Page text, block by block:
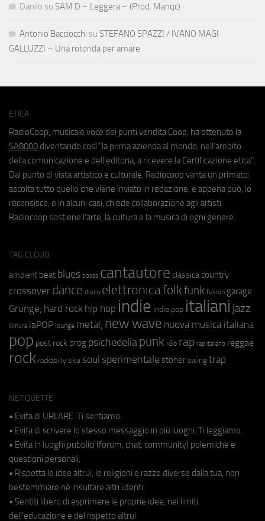
Danilo su SAM D – Leggera – (Prod. Manqc)
Antonio Bacciocchi su STEFANO SPAZZI / IVANO MAGI
GALLUZZI – Una rotonda per amare
ETICA
RadioCoop, musica e voce dei punti vendita Coop, ha ottenuto la
SA8000 diventando così "la prima azienda al mondo, nell'ambito
della comunicazione e dell'editoria, a ricevere la Certificazione etica".
Dal punto di vista artistico e culturale, Radiocoop vanta un primato:
ascolta tutto quello che viene inviato in redazione, e appena può, lo
recensisce, e in alcuni casi, chiede collaborazione agli artisti.
Radiocoop sostiene l'arte, la cultura e la musica di ogni genere.
TAG CLOUD
ambient beat blues bossa cantautore classica country
crossover dance disco elettronicafolkfunk fusion garage
Grunge; hard rock hip hop indie indie pop italiani jazz
kimura laPOP lounge metal; new wave nuova musica italiana
pop post rock prog psichedeliapunk r&b rap rap italiano reggae
rock rockabilly ska soul sperimentale stoner swing trap
NETIQUETTE
• Evita di URLARE. Ti sentiamo.
• Evita di scrivere lo stesso messaggio in più luoghi. Ti leggiamo.
• Evita in luoghi pubblici (forum, chat, community) polemiche e
questioni personali.
• Rispetta le idee altrui, le religioni e razze diverse dalla tua, non
bestemmiare né insultare altri utenti.
• Sentiti libero di esprimere le proprie idee, nei limiti
dell'educazione e del rispetto altrui.